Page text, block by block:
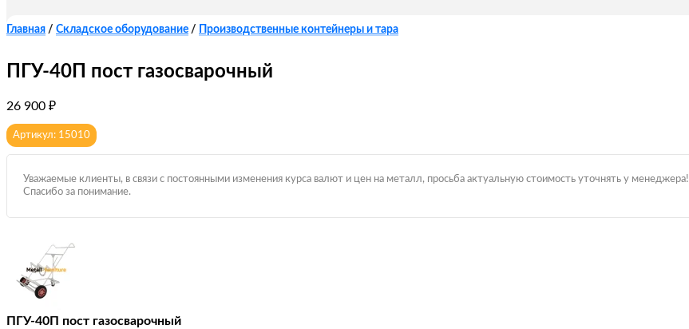
Главная / Складское оборудование / Производственные контейнеры и тара
ПГУ-40П пост газосварочный
26 900 ₽
Артикул: 15010
Уважаемые клиенты, в связи с постоянными изменения курса валют и цен на металл, просьба актуальную стоимость уточнять у менеджера!
Спасибо за понимание.
ПГУ-40П пост газосварочный